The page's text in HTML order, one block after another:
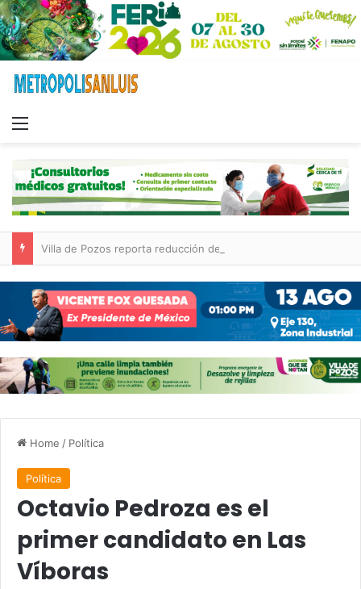
Home / Política
Política
Octavio Pedroza es el
primer candidato en Las
Víboras